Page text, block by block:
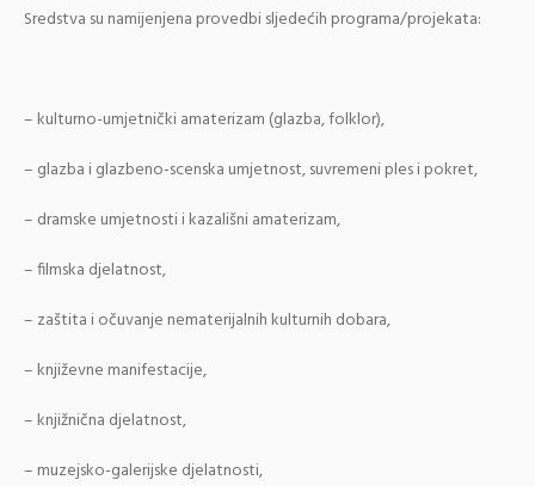
Sredstva su namijenjena provedbi sljedećih programa/projekata:
– kulturno-umjetnički amaterizam (glazba, folklor),
– glazba i glazbeno-scenska umjetnost, suvremeni ples i pokret,
– dramske umjetnosti i kazališni amaterizam,
– filmska djelatnost,
– zaštita i očuvanje nematerijalnih kulturnih dobara,
– književne manifestacije,
– knjižnična djelatnost,
– muzejsko-galerijske djelatnosti,